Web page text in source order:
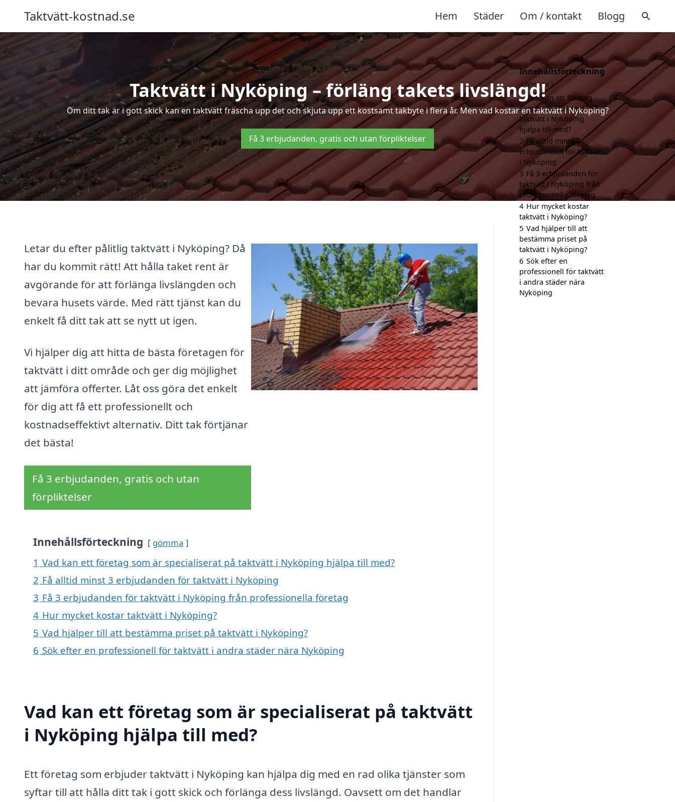
Taktvätt-kostnad.se Hem Städer Om / kontakt Blogg
Taktvätt i Nyköping – förläng takets livslängd!
Om ditt tak är i gott skick kan en taktvätt fräscha upp det och skjuta upp ett kostsamt takbyte i flera år. Men vad kostar en taktvätt i Nyköping?
Få 3 erbjudanden, gratis och utan förpliktelser
Letar du efter pålitlig taktvätt i Nyköping? Då
har du kommit rätt! Att hålla taket rent är
avgörande för att förlänga livslängden och
bevara husets värde. Med rätt tjänst kan du
enkelt få ditt tak att se nytt ut igen.
Vi hjälper dig att hitta de bästa företagen för
taktvätt i ditt område och ger dig möjlighet
att jämföra offerter. Låt oss göra det enkelt
för dig att få ett professionellt och
kostnadseffektivt alternativ. Ditt tak förtjänar
det bästa!
Få 3 erbjudanden, gratis och utan
förpliktelser
Innehållsförteckning gömma
1 Vad kan ett företag som är specialiserat på taktvätt i Nyköping hjälpa till med?
2 Få alltid minst 3 erbjudanden för taktvätt i Nyköping
3 Få 3 erbjudanden för taktvätt i Nyköping från professionella företag
4 Hur mycket kostar taktvätt i Nyköping?
5 Vad hjälper till att bestämma priset på taktvätt i Nyköping?
6 Sök efter en professionell för taktvätt i andra städer nära Nyköping
Vad kan ett företag som är specialiserat på taktvätt
i Nyköping hjälpa till med?
Ett företag som erbjuder taktvätt i Nyköping kan hjälpa dig med en rad olika tjänster som
syftar till att hålla ditt tak i gott skick och förlänga dess livslängd. Oavsett om det handlar
Innehållsförteckning
gömma
1 Vad kan ett företag
som är specialiserat på
taktvätt i Nyköping
hjälpa till med?
2 Få alltid minst 3
erbjudanden för taktvätt
i Nyköping
3 Få 3 erbjudanden för
taktvätt i Nyköping från
professionella företag
4 Hur mycket kostar
taktvätt i Nyköping?
5 Vad hjälper till att
bestämma priset på
taktvätt i Nyköping?
6 Sök efter en
professionell för taktvätt
i andra städer nära
Nyköping